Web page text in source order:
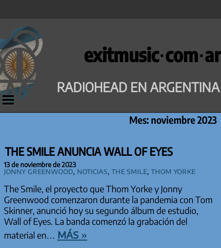
Saltar
al
contenido
exitmusic·com·ar
RADIOHEAD EN ARGENTINA
Mes: noviembre 2023
THE SMILE ANUNCIA WALL OF EYES
13 de noviembre de 2023
Jonny Greenwood, Noticias, The Smile, Thom Yorke
The Smile, el proyecto que Thom Yorke y Jonny
Greenwood comenzaron durante la pandemia con Tom
Skinner, anunció hoy su segundo álbum de estudio,
Wall of Eyes. La banda comenzó la grabación del
material en… más »